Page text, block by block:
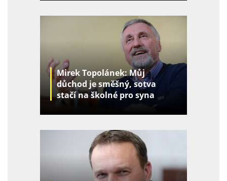
Mirek Topolánek: Můj
důchod je směšný, sotva
stačí na školné pro syna